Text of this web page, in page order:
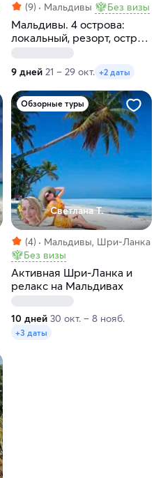
(9) Мальдивы Без визы
Мальдивы. 4 острова:
локальный, резорт, остров
9 дней 21 – 29 окт. +2 даты
Обзорные туры
Светлана Т.
(4)
Мальдивы, Шри-Ланка
Без визы
Активная Шри-Ланка и
релакс на Мальдивах
10 дней 30 окт. – 8 нояб.
+3 даты